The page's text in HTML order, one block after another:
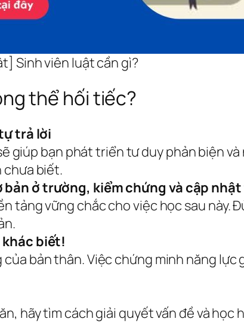
Sinh viên luật cần gì?
thể hối tiếc?
trả lời
giúp bạn phát triển tư duy phản biện
chưa biết.
ở trường, kiểm chứng và cập
tảng vững chắc cho việc học sau này.
khác biết!
bản thân. Việc chứng minh năng lực
hãy tìm cách giải quyết vấn đề và